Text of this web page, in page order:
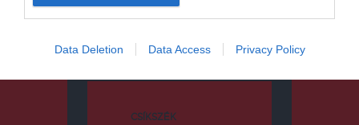
Data Deletion Data Access Privacy Policy
Kategóriák
CSÍKSZÉK